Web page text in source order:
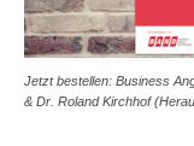
Jetzt bestellen: Business
& Dr. Roland Kirchhof